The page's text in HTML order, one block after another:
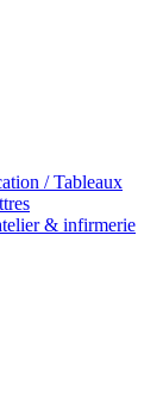
/ Tableaux
& infirmerie